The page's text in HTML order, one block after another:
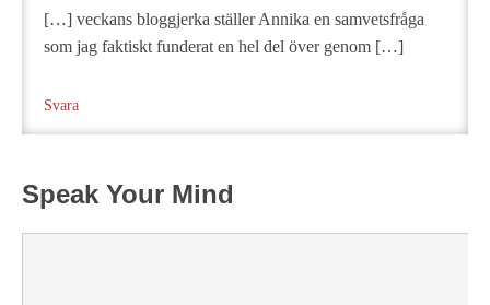
[…] veckans bloggjerka ställer Annika en samvetsfråga
som jag faktiskt funderat en hel del över genom […]
Svara
Speak Your Mind